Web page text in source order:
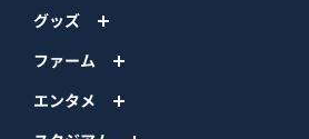
グッズ
ファーム
エンタメ